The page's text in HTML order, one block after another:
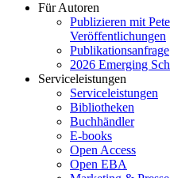
Für Autoren
Publizieren mit
Veröffentlichungen
Publikationsanfrage
2026 Emerging
Serviceleistungen
Serviceleistungen
Bibliotheken
Buchhändler
E-books
Open Access
Open EBA